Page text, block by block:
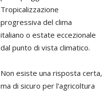
Tropicalizzazione
progressiva del clima
italiano o estate eccezionale
dal punto di vista climatico.
Non esiste una risposta certa,
ma di sicuro per l'agricoltura